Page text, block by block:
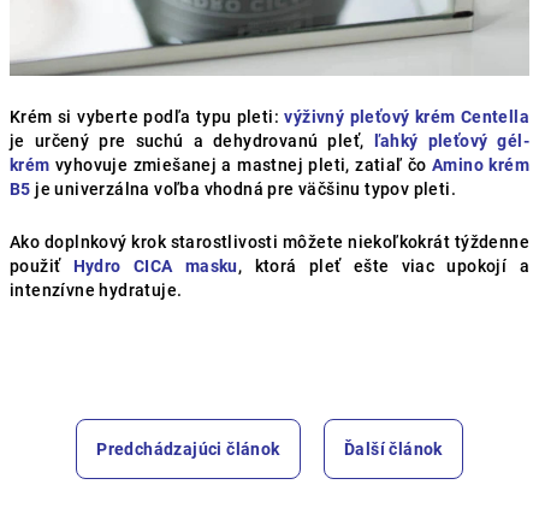
Krém si vyberte podľa typu pleti:výživný pleťový krém Centella
je určený pre suchú a dehydrovanú pleť, ľahký pleťový gél-
krém vyhovuje zmiešanej a mastnej pleti, zatiaľ čoAmino krém
B5 je univerzálna voľba vhodná pre väčšinu typov pleti.
Ako doplnkový krok starostlivosti môžete niekoľkokrát týždenne
použiť Hydro CICA masku, ktorá pleť ešte viac upokojí a
intenzívne hydratuje.
Predchádzajúci článok Ďalší článok